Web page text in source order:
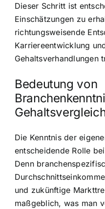
Dieser Schritt ist
Einschätzungen zu
richtungsweisende
Karriereentwicklung
Gehaltsverhandlungen
Bedeutung von
Die Kenntnis der
entscheidende Rolle
Denn
und zukünftige
maßgeblich, was man